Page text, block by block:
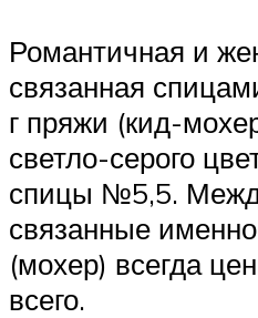
Романтичная и
связанная
г пряжи (кид-
светло-серого
спицы №5,5.
связанные
(мохер) всегда
всего.